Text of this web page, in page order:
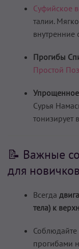
Суфийское
талии.
внутренние
Прогибы
Простой
Упрощенное
Сурья
тонизирует
📝 Важные
для
Всегда
тела) к
прогибами